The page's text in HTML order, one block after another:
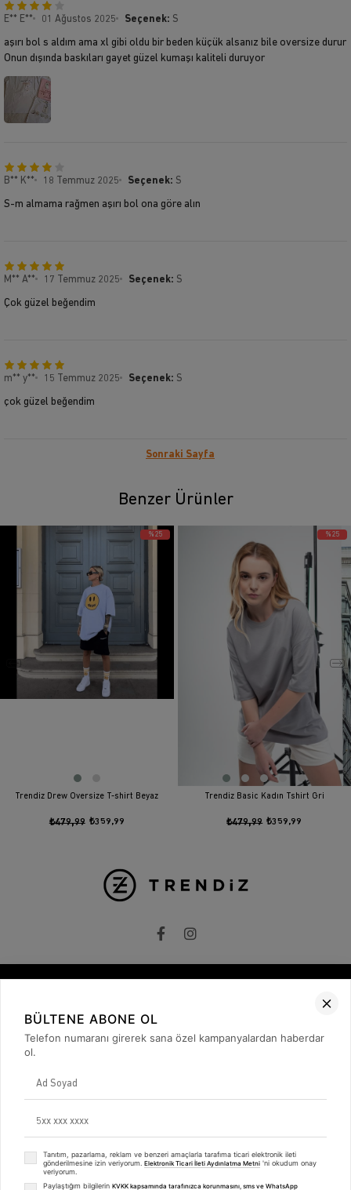
E** E** 01 Ağustos 2025 Seçenek: S
aşırı bol s aldım ama xl gibi oldu bir beden küçük alsanız bile oversize durur
Onun dışında baskıları gayet güzel kumaşı kaliteli duruyor
B** K** 18 Temmuz 2025 Seçenek: S
S-m almama rağmen aşırı bol ona göre alın
M** A** 17 Temmuz 2025 Seçenek: S
Çok güzel beğendim
m** y** 15 Temmuz 2025 Seçenek: S
çok güzel beğendim
Sonraki Sayfa
Benzer Ürünler
Trendiz Drew Oversize T-shirt Beyaz
₺359,99
₺479,99
%25
Trendiz Basic Kadın Tshirt Gri
₺359,99
₺479,99
%25
Kurumsal
Hakkımızda
İletişim
ETK Bilgilendirme Metni
Üyelik
Kargo & Teslimat
Sipariş İşlemleri
Whatsapp Müşteri Destek
BÜLTENE ABONE OL
Telefon numaranı girerek sana özel kampanyalardan haberdar
ol.
Tanıtım, pazarlama, reklam ve benzeri amaçlarla tarafıma ticari elektronik ileti
gönderilmesine izin veriyorum. Elektronik Ticari İleti Aydınlatma Metni 'ni okudum onay
veriyorum.
Paylaştığım bilgilerin KVKK kapsamında tarafınızca korunmasını, sms ve WhatsApp